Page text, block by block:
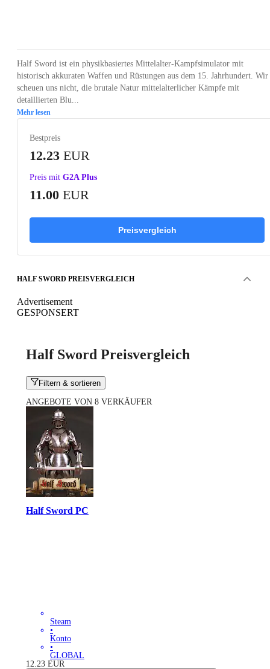
Half Sword ist ein physikbasiertes Mittelalter-Kampfsimulator mit
historisch akkuraten Waffen und Rüstungen aus dem 15. Jahrhundert. Wir
scheuen uns nicht, die brutale Natur mittelalterlicher Kämpfe mit
detaillierten Blu...
Mehr lesen
Bestpreis
12.23 EUR
Preis mit G2A Plus
11.00 EUR
Preisvergleich
HALF SWORD PREISVERGLEICH
Advertisement
GESPONSERT
Half Sword Preisvergleich
Filtern & sortieren
ANGEBOTE VON 8 VERKÄUFER
Half Sword PC
Steam
•
Konto
•
GLOBAL
12.23 EUR